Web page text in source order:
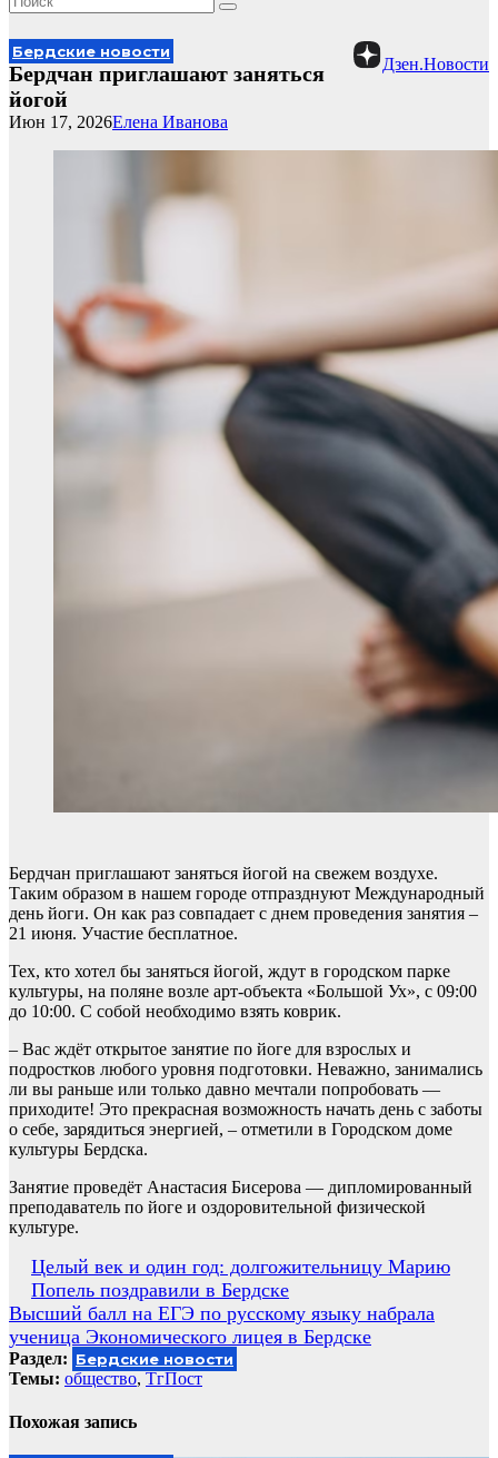
Дзен.Новости
Бердские новости
Бердчан приглашают заняться
йогой
Елена Иванова
Июн 17, 2026
Бердчан приглашают заняться йогой на свежем воздухе.
Таким образом в нашем городе отпразднуют Международный
день йоги. Он как раз совпадает с днем проведения занятия –
21 июня. Участие бесплатное.
Тех, кто хотел бы заняться йогой, ждут в городском парке
культуры, на поляне возле арт-объекта «Большой Ух», с 09:00
до 10:00. С собой необходимо взять коврик.
– Вас ждёт открытое занятие по йоге для взрослых и
подростков любого уровня подготовки. Неважно, занимались
ли вы раньше или только давно мечтали попробовать —
приходите! Это прекрасная возможность начать день с заботы
о себе, зарядиться энергией, – отметили в Городском доме
культуры Бердска.
Занятие проведёт Анастасия Бисерова — дипломированный
преподаватель по йоге и оздоровительной физической
культуре.
Навигация
по
записям
Целый век и один год: долгожительницу Марию
Попель поздравили в Бердске
Высший балл на ЕГЭ по русскому языку набрала
ученица Экономического лицея в Бердске
Раздел: Бердские новости
Темы: общество, ТгПост
Похожая запись